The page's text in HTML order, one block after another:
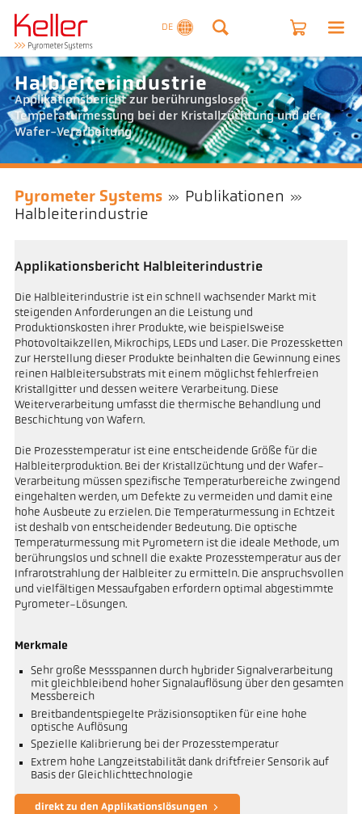
DE
Halbleiterindustrie
Applikationsbericht zur berührungslosen
Temperaturmessung bei der Kristallzüchtung und der
Wafer-Verarbeitung
Pyrometer Systems
Publikationen
Halbleiterindustrie
Applikationsbericht Halbleiterindustrie
Die Halbleiterindustrie ist ein schnell wachsender Markt mit
steigenden Anforderungen an die Leistung und
Produktionskosten ihrer Produkte, wie beispielsweise
Photovoltaikzellen, Mikrochips, LEDs und Laser. Die Prozessketten
zur Herstellung dieser Produkte beinhalten die Gewinnung eines
reinen Halbleitersubstrats mit einem möglichst fehlerfreien
Kristallgitter und dessen weitere Verarbeitung. Diese
Weiterverarbeitung umfasst die thermische Behandlung und
Beschichtung von Wafern.
Die Prozesstemperatur ist eine entscheidende Größe für die
Halbleiterproduktion. Bei der Kristallzüchtung und der Wafer-
Verarbeitung müssen spezifische Temperaturbereiche zwingend
eingehalten werden, um Defekte zu vermeiden und damit eine
hohe Ausbeute zu erzielen. Die Temperaturmessung in Echtzeit
ist deshalb von entscheidender Bedeutung. Die optische
Temperaturmessung mit Pyrometern ist die ideale Methode, um
berührungslos und schnell die exakte Prozesstemperatur aus der
Infrarotstrahlung der Halbleiter zu ermitteln. Die anspruchsvollen
und vielfältigen Messaufgaben erfordern optimal abgestimmte
Pyrometer-Lösungen.
Merkmale
Sehr große Messspannen durch hybrider Signalverarbeitung
mit gleichbleibend hoher Signalauflösung über den gesamten
Messbereich
Breitbandentspiegelte Präzisionsoptiken für eine hohe
optische Auflösung
Spezielle Kalibrierung bei der Prozesstemperatur
Extrem hohe Langzeitstabilität dank driftfreier Sensorik auf
Basis der Gleichlichttechnologie
direkt zu den Applikationslösungen